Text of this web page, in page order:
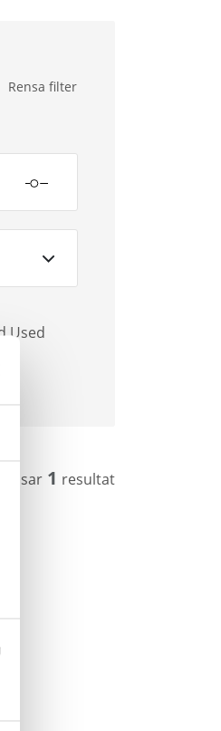
Rensa filter
Used
Visar 1 resultat